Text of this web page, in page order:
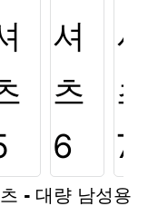
- 대량 남성용